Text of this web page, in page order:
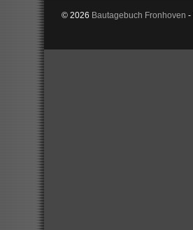
© 2026 Bautagebuch Fronhoven -